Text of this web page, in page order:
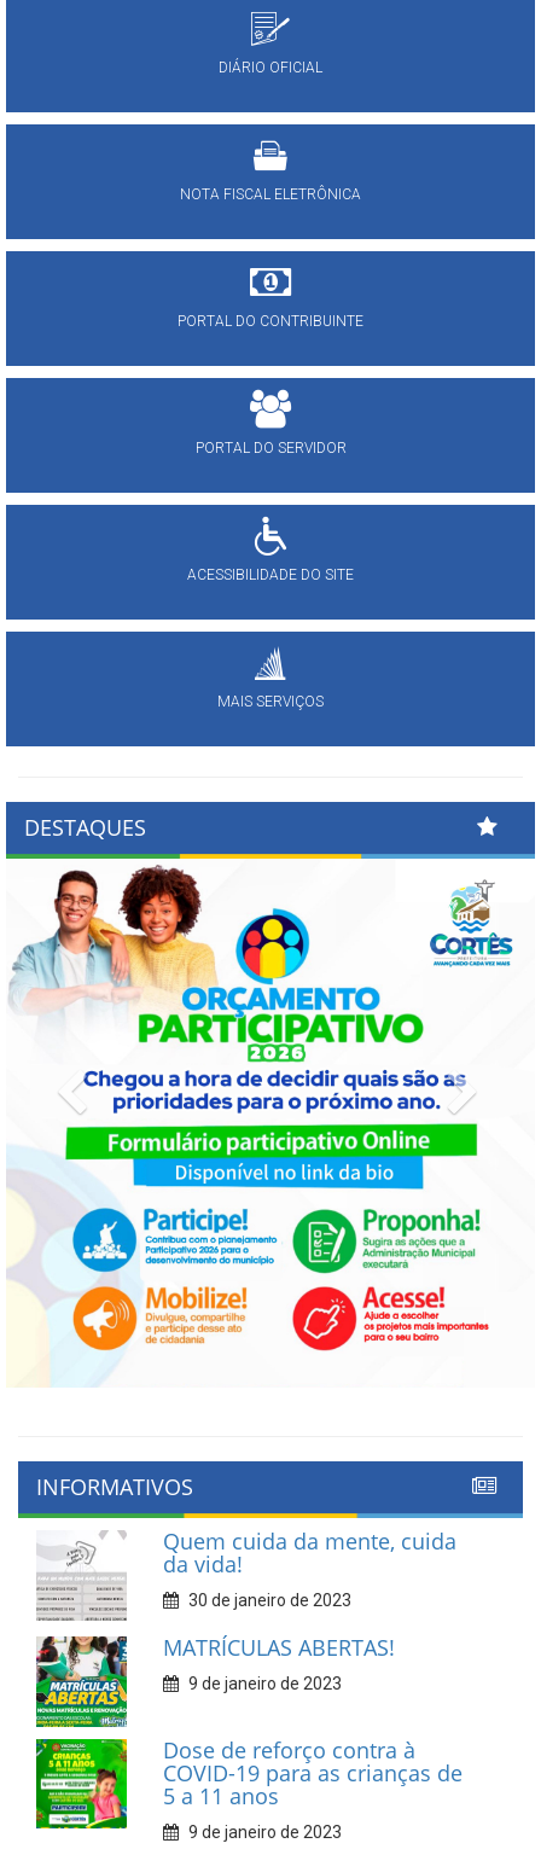
DIÁRIO OFICIAL
NOTA FISCAL ELETRÔNICA
PORTAL DO CONTRIBUINTE
PORTAL DO SERVIDOR
ACESSIBILIDADE DO SITE
MAIS SERVIÇOS
DESTAQUES
Previous
INFORMATIVOS
Quem cuida da mente, cuida
da vida!
30 de janeiro de 2023
MATRÍCULAS ABERTAS!
9 de janeiro de 2023
Dose de reforço contra à
COVID-19 para as crianças de
5 a 11 anos
9 de janeiro de 2023